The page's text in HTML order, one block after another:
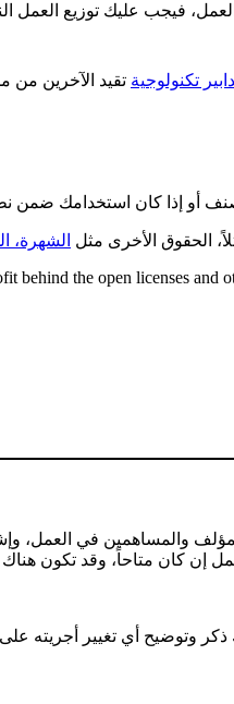
فيجب عليك توزيع العمل
تكنولوجية تقيد الآخرين من
أو إذا كان استخدامك ضمن
الحقوق الأخرى مثل الشهرة،
behind the open licenses and
والمساهمين في العمل،